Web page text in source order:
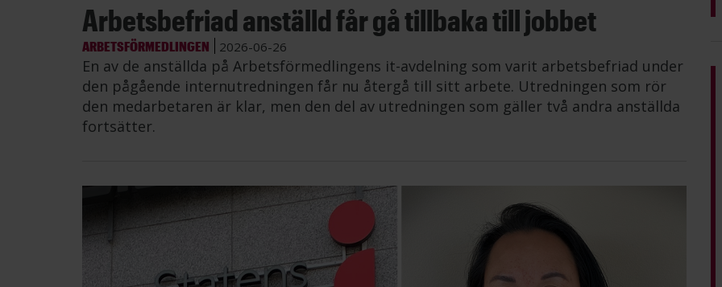
Arbetsbefriad anställd får gå tillbaka till jobbet
ARBETSFÖRMEDLINGEN 2026-06-26
En av de anställda på Arbetsförmedlingens it-avdelning som varit arbetsbefriad under
den pågående internutredningen får nu återgå till sitt arbete. Utredningen som rör
den medarbetaren är klar, men den del av utredningen som gäller två andra anställda
fortsätter.